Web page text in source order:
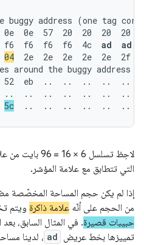
buggy address (one tag
0e  57  20  20  20  20
f6  f6  f6  f6  4c ad  ad
04
2e  2e  2e  2e  2e  2f
around the buggy address
eb  ..  ..  ..  ..  ..
..  ..  ..  ..  ..  ..
5c
..  ..  ..  ..  ..  ..
لاحِظ تسلسل 6 × 16 = 96 بايت من علامات
التي تتطابق مع علامة المؤشر.
من الحجم على أنّه علامة ذاكرة ويتم
حبيبات قصيرة. في المثال السابق،
تمييزها بخط عريض ad ، لدينا